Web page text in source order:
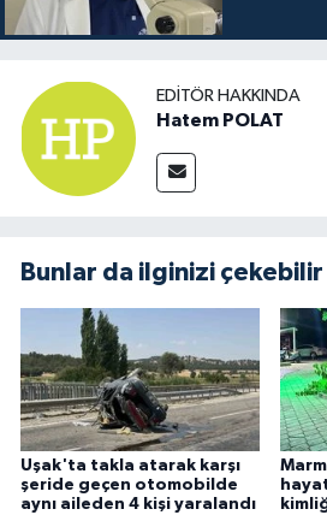
EDITÖR HAKKINDA
Hatem POLAT
Bunlar da ilginizi çekebilir
Uşak'ta takla atarak karşı
şeride geçen otomobilde
aynı aileden 4 kişi yaralandı